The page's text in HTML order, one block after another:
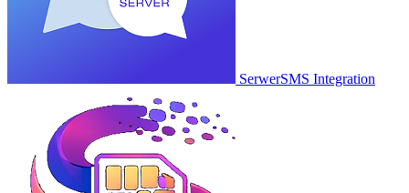
SerwerSMS Integration